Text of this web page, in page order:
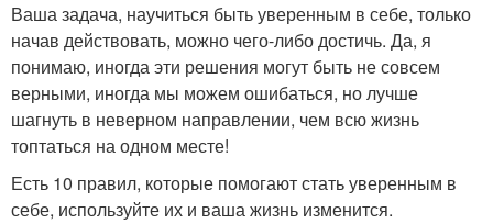
Ваша задача, научиться быть уверенным в себе, только
начав действовать, можно чего-либо достичь. Да, я
понимаю, иногда эти решения могут быть не совсем
верными, иногда мы можем ошибаться, но лучше
шагнуть в неверном направлении, чем всю жизнь
топтаться на одном месте!
Есть 10 правил, которые помогают стать уверенным в
себе, используйте их и ваша жизнь изменится.